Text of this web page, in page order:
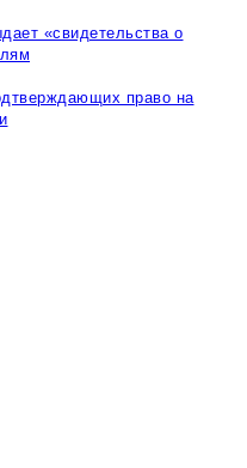
«свидетельства о
право на